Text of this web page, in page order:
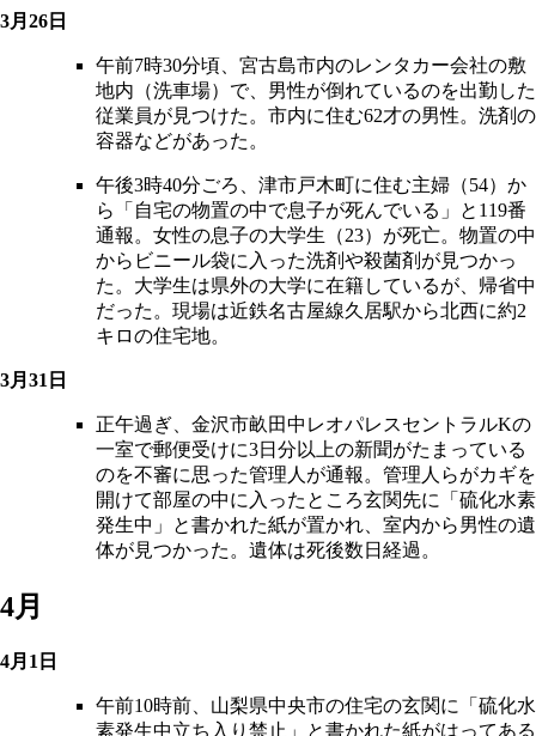
3月26日
午前7時30分頃、宮古島市内のレンタカー会社の敷
地内（洗車場）で、男性が倒れているのを出勤した
従業員が見つけた。市内に住む62才の男性。洗剤の
容器などがあった。
午後3時40分ごろ、津市戸木町に住む主婦（54）か
ら「自宅の物置の中で息子が死んでいる」と119番
通報。女性の息子の大学生（23）が死亡。物置の中
からビニール袋に入った洗剤や殺菌剤が見つかっ
た。大学生は県外の大学に在籍しているが、帰省中
だった。現場は近鉄名古屋線久居駅から北西に約2
キロの住宅地。
3月31日
正午過ぎ、金沢市畝田中レオパレスセントラルKの
一室で郵便受けに3日分以上の新聞がたまっている
のを不審に思った管理人が通報。管理人らがカギを
開けて部屋の中に入ったところ玄関先に「硫化水素
発生中」と書かれた紙が置かれ、室内から男性の遺
体が見つかった。遺体は死後数日経過。
4月
4月1日
午前10時前、山梨県中央市の住宅の玄関に「硫化水
素発生中立ち入り禁止」と書かれた紙がはってある